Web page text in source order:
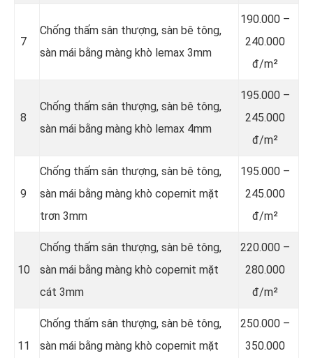
7
Chống thấm sân thượng, sàn bê tông,
sàn mái bằng màng khò lemax 3mm
190.000 –
240.000
đ/m²
8
Chống thấm sân thượng, sàn bê tông,
sàn mái bằng màng khò lemax 4mm
195.000 –
245.000
đ/m²
9
Chống thấm sân thượng, sàn bê tông,
sàn mái bằng màng khò copernit mặt
trơn 3mm
195.000 –
245.000
đ/m²
10
Chống thấm sân thượng, sàn bê tông,
sàn mái bằng màng khò copernit mặt
cát 3mm
220.000 –
280.000
đ/m²
11
Chống thấm sân thượng, sàn bê tông,
sàn mái bằng màng khò copernit mặt
250.000 –
350.000